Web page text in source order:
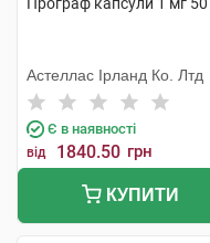
Астеллас Ірланд Ко. Лтд
Є в наявності
від 1840.50 грн
КУПИТИ